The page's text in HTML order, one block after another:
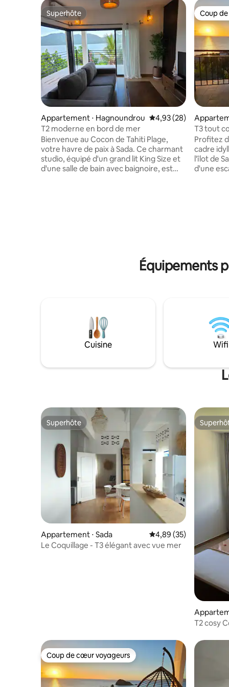
Superhôte
Superhôte
Appartement ⋅ Hagnoundrou Évaluation moyenne
4,93 (28)
T2 moderne en bord de mer
Bienvenue au Cocon de Tahiti Plage,
votre havre de paix à Sada. Ce charmant
studio, équipé d'un grand lit King Size et
d'une salle de bain avec baignoire, est
Coup
Coup
T3 tout
Profitez
cadre
l'îlot de
d'une
Équipements
Cuisine Wifi
Superhôte
Superhôte
Appartement ⋅ Sada Évaluation moyenne
4,89 (35)
Le Coquillage - T3 élégant avec vue mer
T2 cosy
Coup de cœur voyageurs
Coup de cœur voyageurs